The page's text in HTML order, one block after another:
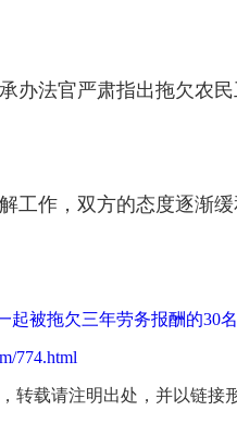
办法官严肃指出拖欠农
工作，双方的态度逐渐
起被拖欠三年劳务报酬的30
774.html
转载请注明出处，并以链接